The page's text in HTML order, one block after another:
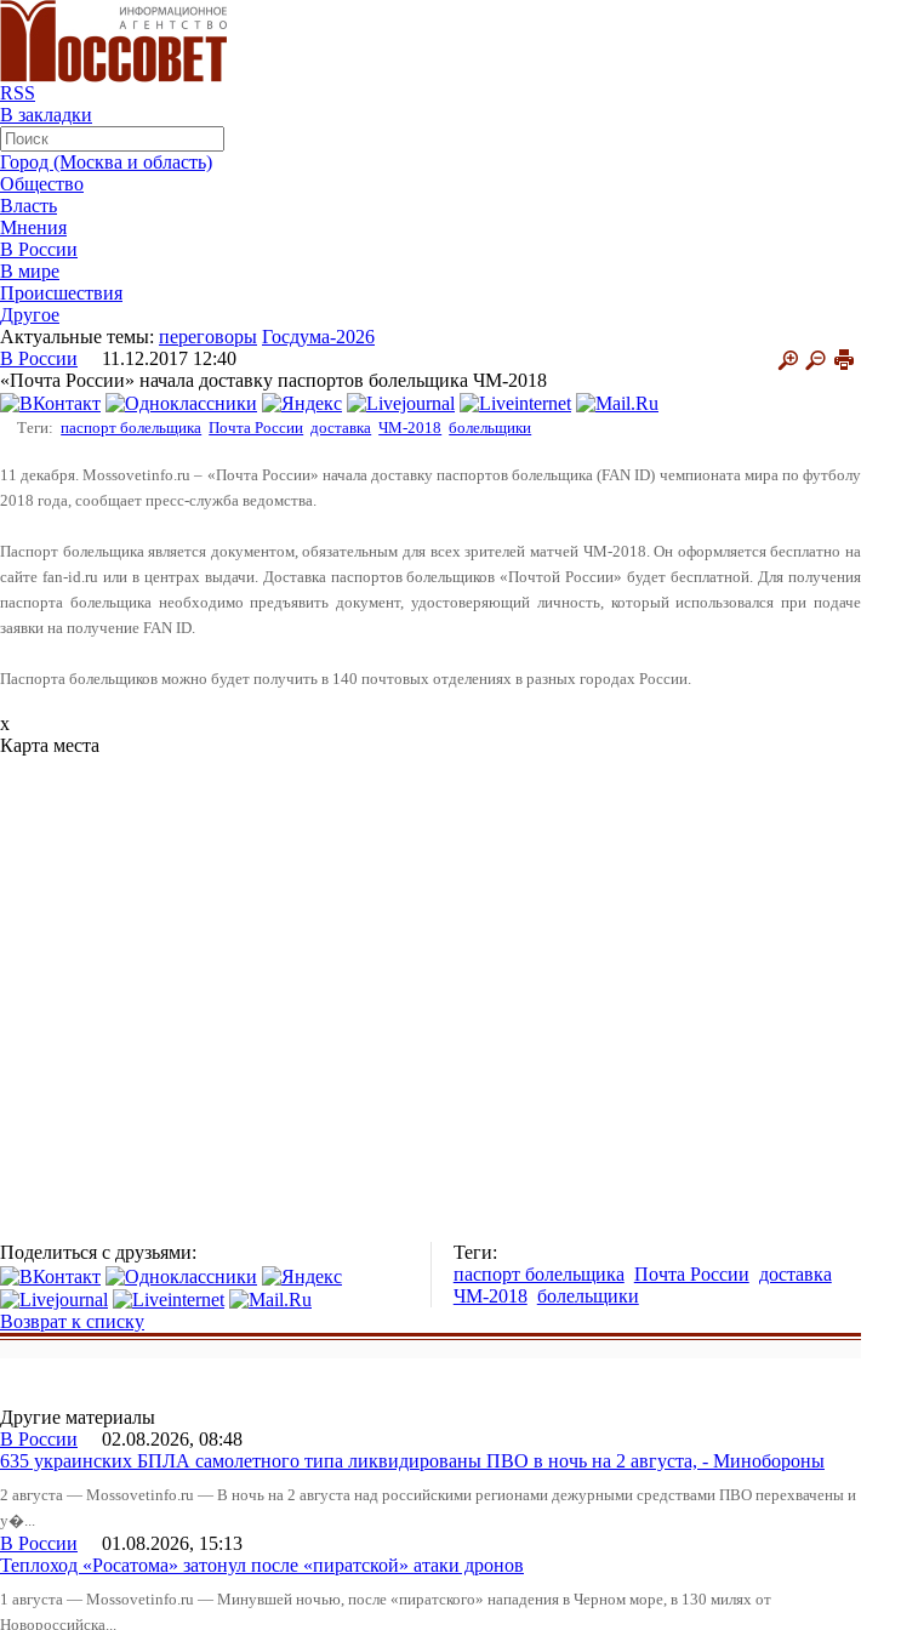
RSS
В закладки
Город (Москва и область)
Общество
Власть
Мнения
В России
В мире
Происшествия
Другое
Актуальные темы: переговоры Госдума-2026
В России 11.12.2017 12:40
«Почта России» начала доставку паспортов болельщика ЧМ-2018
Теги: паспорт болельщика Почта России доставка ЧМ-2018 болельщики
11 декабря. Mossovetinfo.ru – «Почта России» начала доставку паспортов болельщика (FAN ID) чемпионата мира по футболу
2018 года, сообщает пресс-служба ведомства.
Паспорт болельщика является документом, обязательным для всех зрителей матчей ЧМ-2018. Он оформляется бесплатно на
сайте fan-id.ru или в центрах выдачи. Доставка паспортов болельщиков «Почтой России» будет бесплатной. Для получения
паспорта болельщика необходимо предъявить документ, удостоверяющий личность, который использовался при подаче
заявки на получение FAN ID.
Паспорта болельщиков можно будет получить в 140 почтовых отделениях в разных городах России.
x
Карта места
Поделиться с друзьями:
Теги:
паспорт болельщика Почта России доставка
ЧМ-2018 болельщики
Возврат к списку
Другие материалы
В России 02.08.2026, 08:48
635 украинских БПЛА самолетного типа ликвидированы ПВО в ночь на 2 августа, - Минобороны
2 августа — Mossovetinfo.ru — В ночь на 2 августа над российскими регионами дежурными средствами ПВО перехвачены и
у�...
В России 01.08.2026, 15:13
Теплоход «Росатома» затонул после «пиратской» атаки дронов
1 августа — Mossovetinfo.ru — Минувшей ночью, после «пиратского» нападения в Черном море, в 130 милях от
Новороссийска...